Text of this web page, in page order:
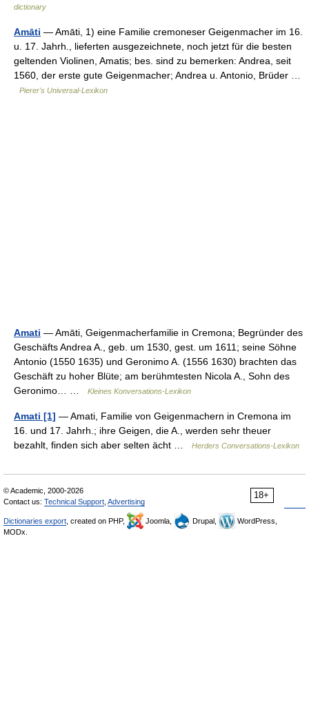
dictionary
Amāti — Amāti, 1) eine Familie cremoneser Geigenmacher im 16.
u. 17. Jahrh., lieferten ausgezeichnete, noch jetzt für die besten
geltenden Violinen, Amatis; bes. sind zu bemerken: Andrea, seit
1560, der erste gute Geigenmacher; Andrea u. Antonio, Brüder …
Pierer's Universal-Lexikon
Amati — Amāti, Geigenmacherfamilie in Cremona; Begründer des
Geschäfts Andrea A., geb. um 1530, gest. um 1611; seine Söhne
Antonio (1550 1635) und Geronimo A. (1556 1630) brachten das
Geschäft zu hoher Blüte; am berühmtesten Nicola A., Sohn des
Geronimo… …
Kleines Konversations-Lexikon
Amati [1] — Amati, Familie von Geigenmachern in Cremona im
16. und 17. Jahrh.; ihre Geigen, die A., werden sehr theuer
bezahlt, finden sich aber selten ächt …
Herders Conversations-Lexikon
18+
© Academic, 2000-2026
Contact us: Technical Support Advertising
Dictionaries export , created on PHP, Joomla, Drupal,
WordPress,
MODx.